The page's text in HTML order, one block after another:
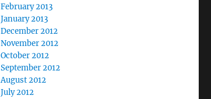
February 2013
January 2013
December 2012
November 2012
October 2012
September 2012
August 2012
July 2012